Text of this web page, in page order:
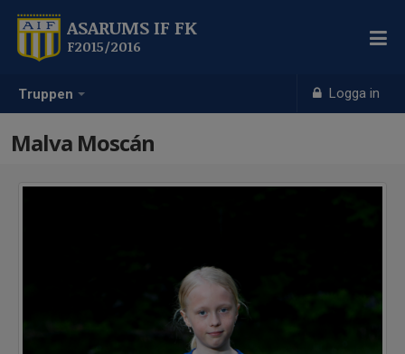
Truppen Logga in
ASARUMS IF FK
F2015/2016
Malva Moscán